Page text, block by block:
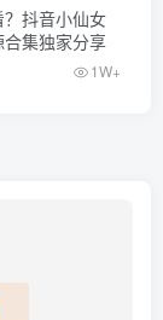
抖音小仙女
集独家分享
1W+